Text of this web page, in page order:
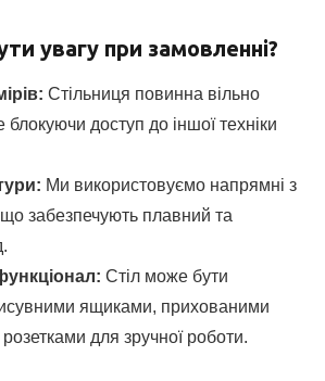
увагу при замовленні?
Стільниця повинна вільно
блокуючи доступ до іншої техніки
Ми використовуємо напрямні з
забезпечують плавний та
Стіл може бути
ящиками, прихованими
для зручної роботи.